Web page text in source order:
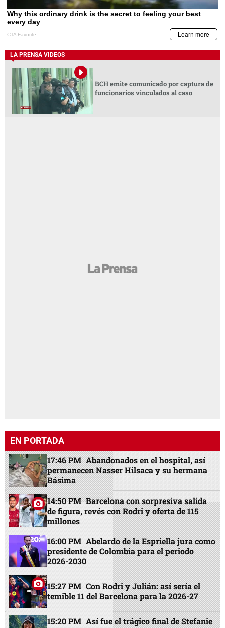
LA PRENSA VIDEOS
BCH emite comunicado por captura de
funcionarios vinculados al caso
EN PORTADA
17:46 PM Abandonados en el hospital, así
permanecen Nasser Hilsaca y su hermana
Básima
14:50 PM Barcelona con sorpresiva salida
de figura, revés con Rodri y oferta de 115
millones
16:00 PM Abelardo de la Espriella jura como
presidente de Colombia para el periodo
2026-2030
15:27 PM Con Rodri y Julián: así sería el
temible 11 del Barcelona para la 2026-27
15:20 PM Así fue el trágico final de Stefanie